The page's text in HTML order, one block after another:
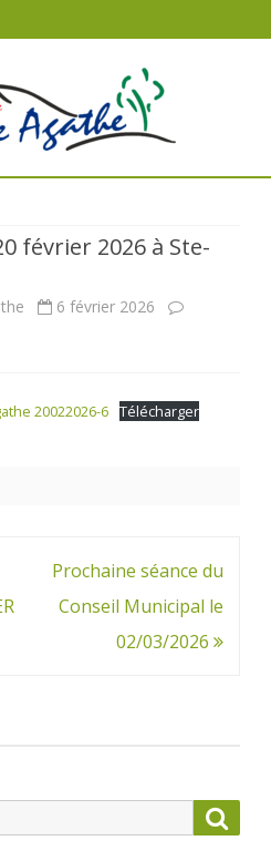
février 2026 à Ste-
6 février 2026
20022026-6 Télécharger
Prochaine séance du
Conseil Municipal le
02/03/2026